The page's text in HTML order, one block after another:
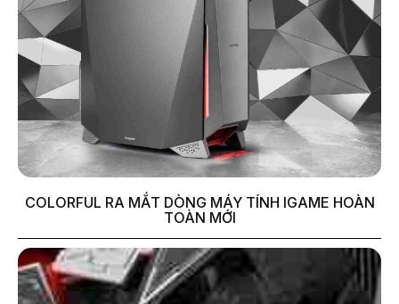
COLORFUL RA MẮT DÒNG MÁY TÍNH IGAME HOÀN
TOÀN MỚI